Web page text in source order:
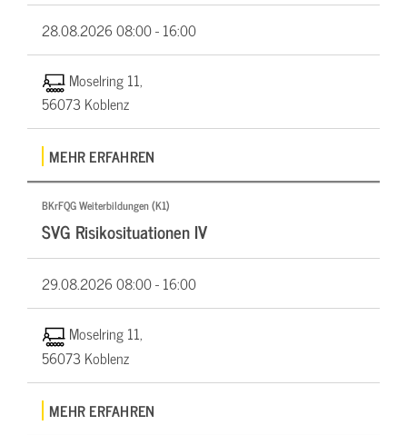
28.08.202608:00 - 16:00
Moselring 11,
56073 Koblenz
MEHR ERFAHREN
BKrFQG Weiterbildungen (K1)
SVG Risikosituationen IV
29.08.202608:00 - 16:00
Moselring 11,
56073 Koblenz
MEHR ERFAHREN